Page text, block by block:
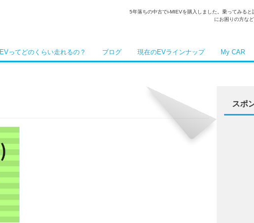
5年落ちの中古でi-MIEVを購入しました。乗ってみる
にお困りの方な
EVってどのくらい走れるの？ ブログ 現在のEVラインナップ My CAR
スポ